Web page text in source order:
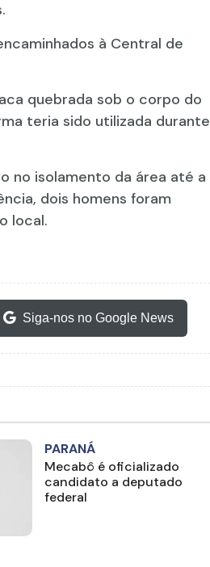
à Central de
quebrada sob o corpo do
teria sido utilizada durante
no isolamento da área até a
dois homens foram
local.
Siga-nos no Google News
PARANÁ
Mecabô é oficializado
candidato a deputado
federal